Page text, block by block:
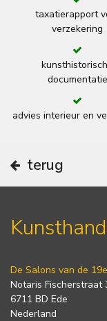
taxatierapport
verzekering
documentatie
advies interieur en
terug
De Salons van de
Notaris Fischerstraat
6711 BD Ede
Nederland